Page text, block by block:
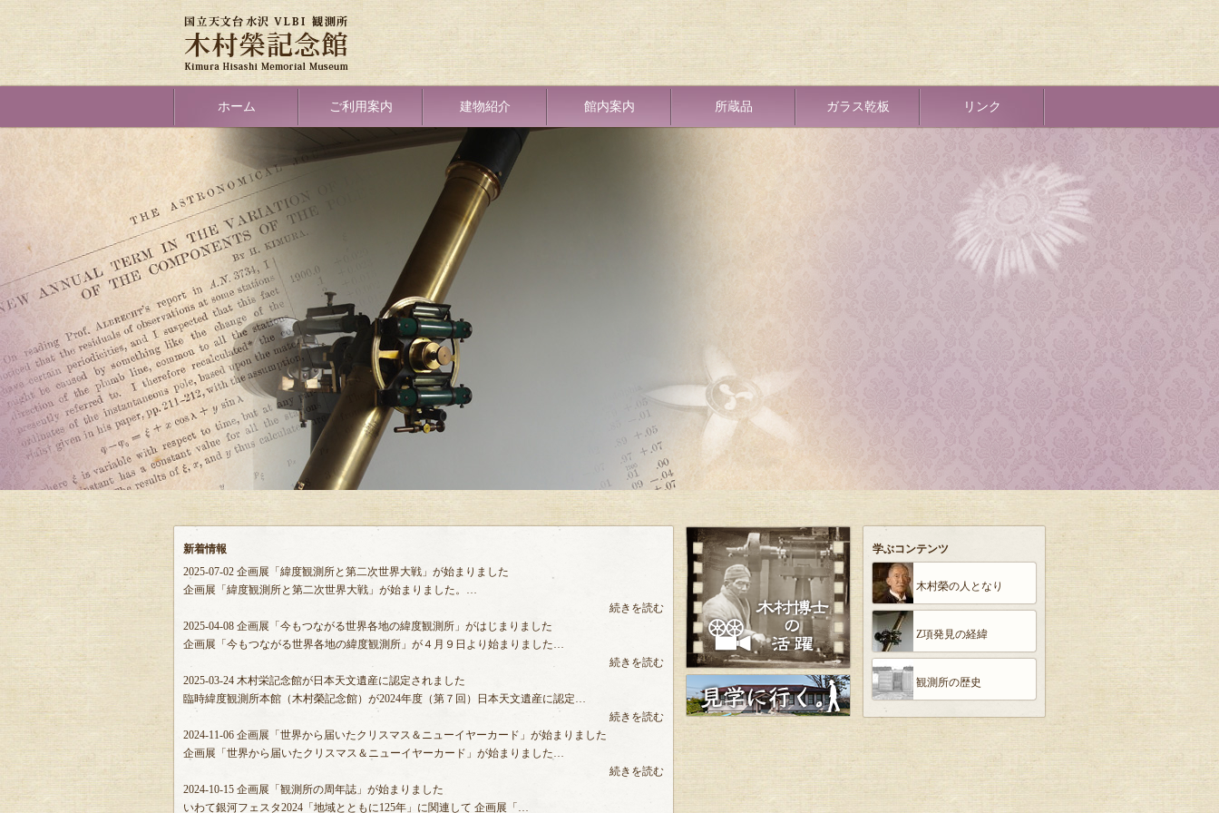
link
ホーム ご利用案内 建物紹介 館内案内 所蔵品 ガラス乾板 リンク
新着情報
2025-07-02 企画展「緯度観測所と第二次世界大戦」が始まりました
企画展「緯度観測所と第二次世界大戦」が始まりました。…
続きを読む
2025-04-08 企画展「今もつながる世界各地の緯度観測所」がはじまりました
企画展「今もつながる世界各地の緯度観測所」が４月９日より始まりました…
続きを読む
2025-03-24 木村栄記念館が日本天文遺産に認定されました
臨時緯度観測所本館（木村榮記念館）が2024年度（第７回）日本天文遺産に認定…
続きを読む
2024-11-06 企画展「世界から届いたクリスマス＆ニューイヤーカード」が始まりました
企画展「世界から届いたクリスマス＆ニューイヤーカード」が始まりました…
続きを読む
2024-10-15 企画展「観測所の周年誌」が始まりました
いわて銀河フェスタ2024「地域とともに125年」に関連して 企画展「…
学ぶコンテンツ
木村榮の人となり
Z項発見の経緯
観測所の歴史